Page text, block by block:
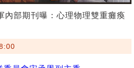
內部期刊曝：心理物理雙重癱瘓